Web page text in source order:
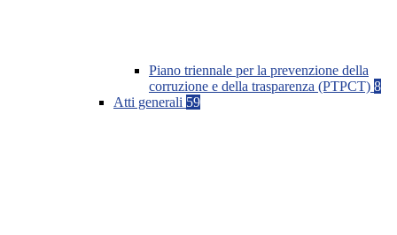
Piano triennale per la prevenzione della
corruzione e della trasparenza (PTPCT) 8
Atti generali 59